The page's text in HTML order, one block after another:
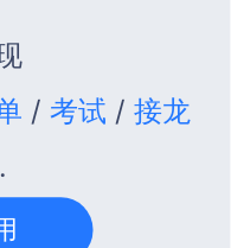
/ 考试 / 接龙